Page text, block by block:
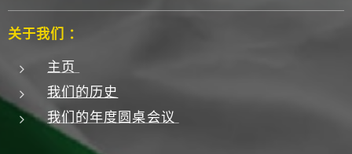
关于我们 ：
主页
我们的历史
我们的年度圆桌会议